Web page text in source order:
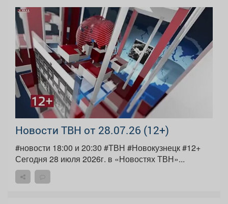
Новости ТВН от 28.07.26 (12+)
#новости 18:00 и 20:30 #ТВН #Новокузнецк #12+
Сегодня 28 июля 2026г. в «Новостях ТВН»...